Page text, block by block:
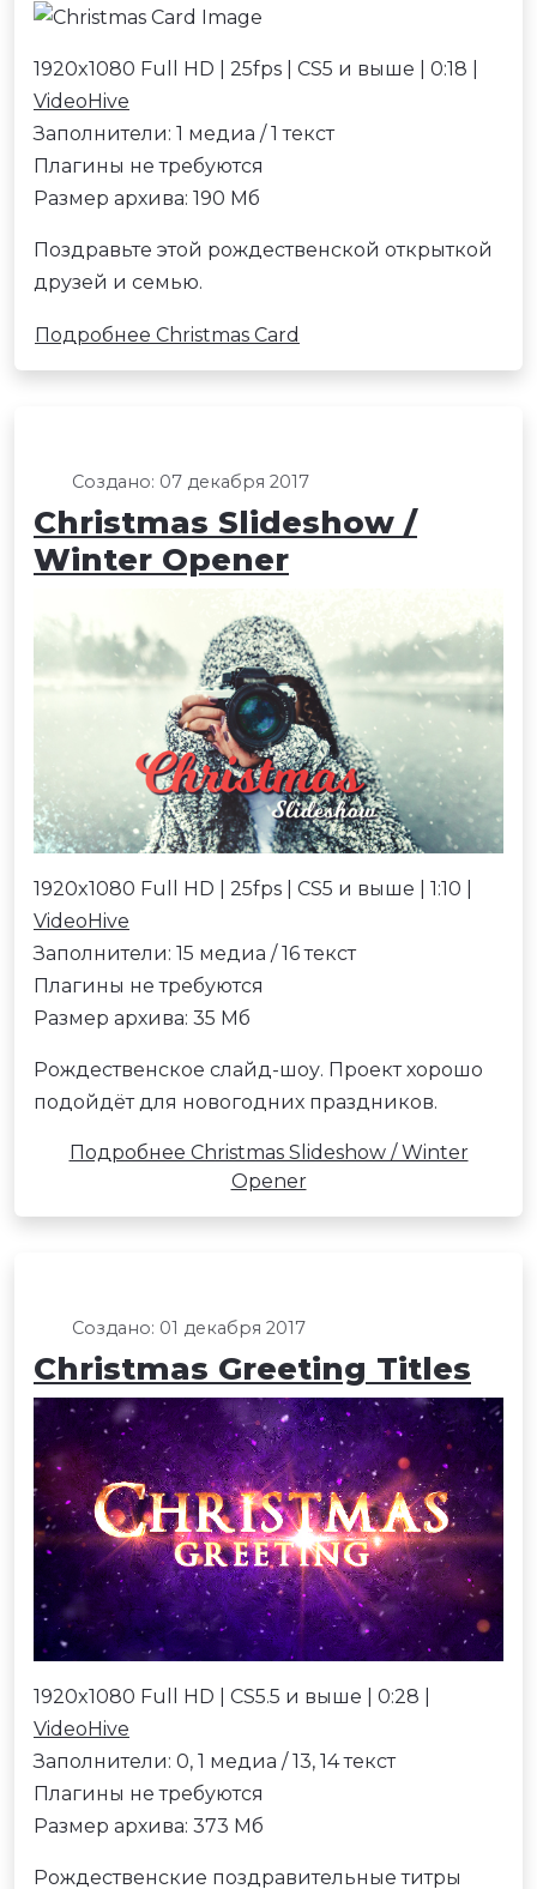
1920x1080 Full HD | 25fps | CS5 и выше | 0:18 |
VideoHive
Заполнители: 1 медиа / 1 текст
Плагины не требуются
Размер архива: 190 Мб
Поздравьте этой рождественской открыткой
друзей и семью.
Подробнее Christmas Сard
Создано: 07 декабря 2017
Christmas Slideshow /
Winter Opener
1920x1080 Full HD | 25fps | CS5 и выше | 1:10 |
VideoHive
Заполнители: 15 медиа / 16 текст
Плагины не требуются
Размер архива: 35 Мб
Рождественское слайд-шоу. Проект хорошо
подойдёт для новогодних праздников.
Подробнее Christmas Slideshow / Winter
Opener
Создано: 01 декабря 2017
Christmas Greeting Titles
1920x1080 Full HD | CS5.5 и выше | 0:28 |
VideoHive
Заполнители: 0, 1 медиа / 13, 14 текст
Плагины не требуются
Размер архива: 373 Мб
Рождественские поздравительные титры